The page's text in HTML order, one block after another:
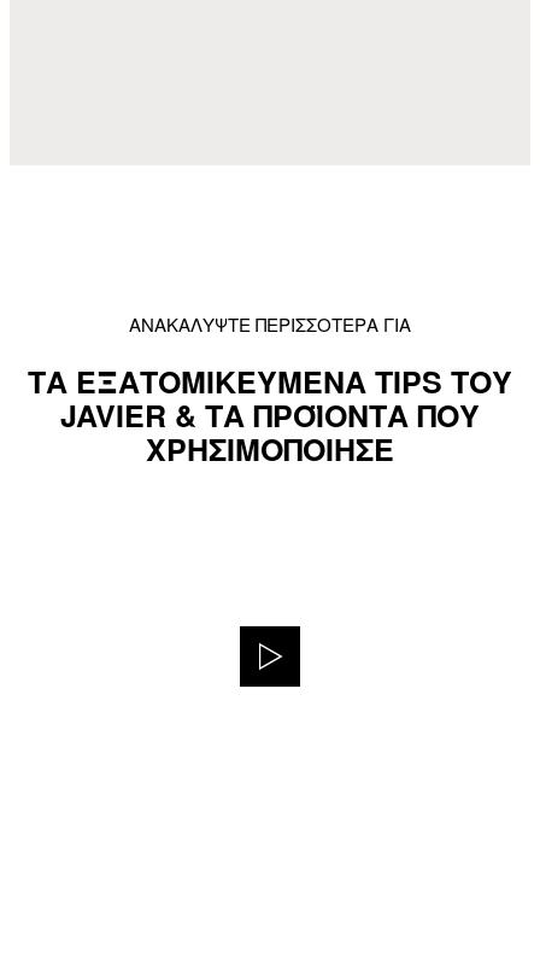
ΑΝΑΚΑΛΥΨΤΕ ΠΕΡΙΣΣΟΤΕΡΑ ΓΙΑ
ΤΑ ΕΞΑΤΟΜΙΚΕΥΜΕΝΑ TIPS ΤΟΥ
JAVIER & ΤΑ ΠΡΟΪΟΝΤΑ ΠΟΥ
ΧΡΗΣΙΜΟΠΟΙΗΣΕ